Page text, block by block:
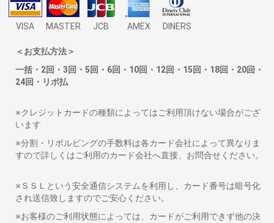
VISA MASTER JCB AMEX DINERS
＜お支払方法＞
一括・2回・3回・5回・6回・10回・12回・15回・18回・20回・
24回・リボ払
※クレジットカードの種類によってはご利用頂けない場合がござ
います
※分割・リボルビングの手数料は各カード会社によって異なりま
すので詳しくはご利用のカード会社へ直接、お問合せください。
※ＳＳＬという安全通信システムを利用し、カード番号は暗号化
され送信致しますのでご安心ください。
※お客様のご利用状態によっては、カードがご利用できず他の決